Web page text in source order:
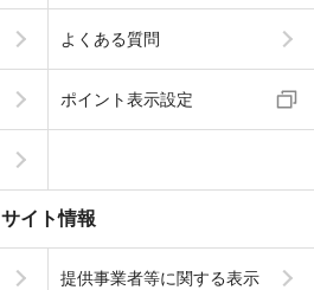
よくある質問
ポイント表示設定
サイト情報
提供事業者等に関する表示